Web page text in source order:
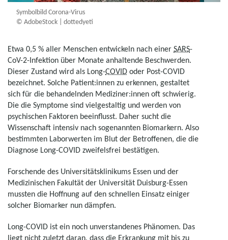
Symbolbild Corona-Virus
© AdobeStock | dottedyeti
Etwa 0,5 % aller Menschen entwickeln nach einer SARS-
CoV-2-Infektion über Monate anhaltende Beschwerden.
Dieser Zustand wird als Long-COVID oder Post-COVID
bezeichnet. Solche Patient:innen zu erkennen, gestaltet
sich für die behandelnden Mediziner:innen oft schwierig.
Die die Symptome sind vielgestaltig und werden von
psychischen Faktoren beeinflusst. Daher sucht die
Wissenschaft intensiv nach sogenannten Biomarkern. Also
bestimmten Laborwerten im Blut der Betroffenen, die die
Diagnose Long-COVID zweifelsfrei bestätigen.
Forschende des Universitätsklinikums Essen und der
Medizinischen Fakultät der Universität Duisburg-Essen
mussten die Hoffnung auf den schnellen Einsatz einiger
solcher Biomarker nun dämpfen.
Long-COVID ist ein noch unverstandenes Phänomen. Das
liegt nicht zuletzt daran, dass die Erkrankung mit bis zu